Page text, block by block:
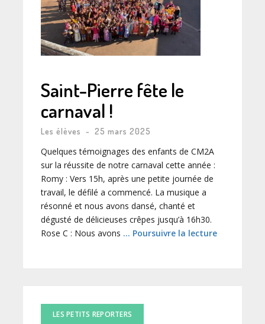
Saint-Pierre fête le
carnaval !
Les élèves - 25 mars 2025
Quelques témoignages des enfants de CM2A
sur la réussite de notre carnaval cette année :
Romy : Vers 15h, après une petite journée de
travail, le défilé a commencé. La musique a
résonné et nous avons dansé, chanté et
dégusté de délicieuses crêpes jusqu’à 16h30.
Rose C : Nous avons … Poursuivre la lecture
LES PETITS REPORTERS